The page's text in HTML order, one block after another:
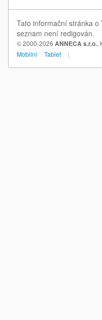
Tato informační stránka o
seznam není redigován.
© 2000-2026 ANNECA s.r.o.,
Mobilní
Tablet |